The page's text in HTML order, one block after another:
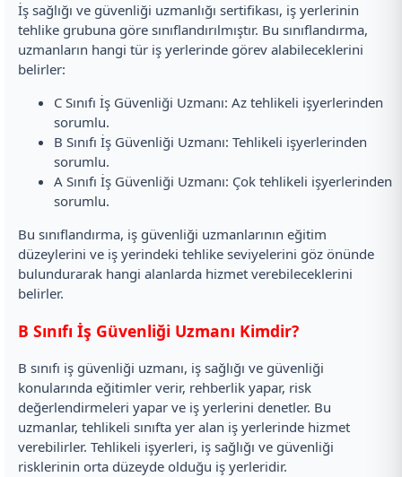
İş sağlığı ve güvenliği uzmanlığı sertifikası, iş yerlerinin
tehlike grubuna göre sınıflandırılmıştır. Bu sınıflandırma,
uzmanların hangi tür iş yerlerinde görev alabileceklerini
belirler:
C Sınıfı İş Güvenliği Uzmanı: Az tehlikeli işyerlerinden
sorumlu.
B Sınıfı İş Güvenliği Uzmanı: Tehlikeli işyerlerinden
sorumlu.
A Sınıfı İş Güvenliği Uzmanı: Çok tehlikeli işyerlerinden
sorumlu.
Bu sınıflandırma, iş güvenliği uzmanlarının eğitim
düzeylerini ve iş yerindeki tehlike seviyelerini göz önünde
bulundurarak hangi alanlarda hizmet verebileceklerini
belirler.
B Sınıfı İş Güvenliği Uzmanı Kimdir?
B sınıfı iş güvenliği uzmanı, iş sağlığı ve güvenliği
konularında eğitimler verir, rehberlik yapar, risk
değerlendirmeleri yapar ve iş yerlerini denetler. Bu
uzmanlar, tehlikeli sınıfta yer alan iş yerlerinde hizmet
verebilirler. Tehlikeli işyerleri, iş sağlığı ve güvenliği
risklerinin orta düzeyde olduğu iş yerleridir.